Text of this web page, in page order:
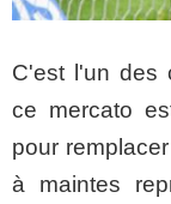
C'est l'un des
ce mercato
pour remplacer
à maintes